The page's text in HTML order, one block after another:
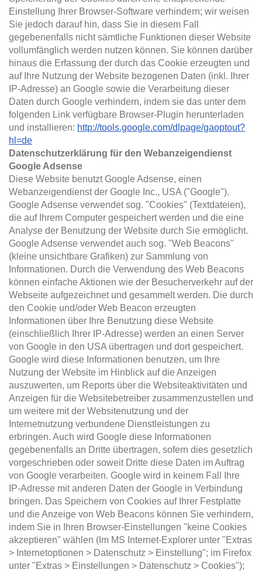
Einstellung Ihrer Browser-Software verhindern; wir weisen
Sie jedoch darauf hin, dass Sie in diesem Fall
gegebenenfalls nicht sämtliche Funktionen dieser Website
vollumfänglich werden nutzen können. Sie können darüber
hinaus die Erfassung der durch das Cookie erzeugten und
auf Ihre Nutzung der Website bezogenen Daten (inkl. Ihrer
IP-Adresse) an Google sowie die Verarbeitung dieser
Daten durch Google verhindern, indem sie das unter dem
folgenden Link verfügbare Browser-Plugin herunterladen
und installieren: http://tools.google.com/dlpage/gaoptout?
hl=de
Datenschutzerklärung für den Webanzeigendienst
Google Adsense
Diese Website benutzt Google Adsense, einen
Webanzeigendienst der Google Inc., USA ("Google").
Google Adsense verwendet sog. "Cookies" (Textdateien),
die auf Ihrem Computer gespeichert werden und die eine
Analyse der Benutzung der Website durch Sie ermöglicht.
Google Adsense verwendet auch sog. "Web Beacons"
(kleine unsichtbare Grafiken) zur Sammlung von
Informationen. Durch die Verwendung des Web Beacons
können einfache Aktionen wie der Besucherverkehr auf der
Webseite aufgezeichnet und gesammelt werden. Die durch
den Cookie und/oder Web Beacon erzeugten
Informationen über Ihre Benutzung diese Website
(einschließlich Ihrer IP-Adresse) werden an einen Server
von Google in den USA übertragen und dort gespeichert.
Google wird diese Informationen benutzen, um Ihre
Nutzung der Website im Hinblick auf die Anzeigen
auszuwerten, um Reports über die Websiteaktivitäten und
Anzeigen für die Websitebetreiber zusammenzustellen und
um weitere mit der Websitenutzung und der
Internetnutzung verbundene Dienstleistungen zu
erbringen. Auch wird Google diese Informationen
gegebenenfalls an Dritte übertragen, sofern dies gesetzlich
vorgeschrieben oder soweit Dritte diese Daten im Auftrag
von Google verarbeiten. Google wird in keinem Fall Ihre
IP-Adresse mit anderen Daten der Google in Verbindung
bringen. Das Speichern von Cookies auf Ihrer Festplatte
und die Anzeige von Web Beacons können Sie verhindern,
indem Sie in Ihren Browser-Einstellungen "keine Cookies
akzeptieren" wählen (Im MS Internet-Explorer unter "Extras
> Internetoptionen > Datenschutz > Einstellung"; im Firefox
unter "Extras > Einstellungen > Datenschutz > Cookies");